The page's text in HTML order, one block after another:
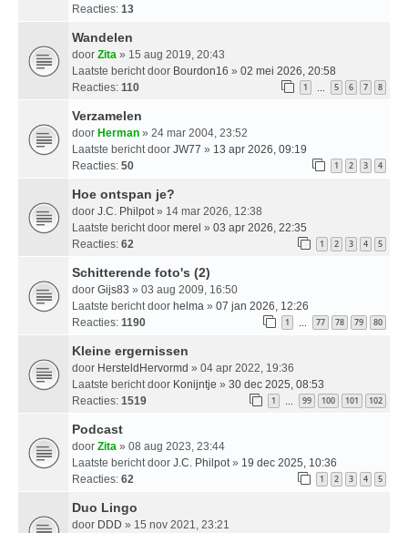
Reacties: 13
Wandelen
door Zita » 15 aug 2019, 20:43
Laatste bericht door Bourdon16 » 02 mei 2026, 20:58
Reacties: 110 1 … 5 6 7 8
Verzamelen
door Herman » 24 mar 2004, 23:52
Laatste bericht door JW77 » 13 apr 2026, 09:19
Reacties: 50 1 2 3 4
Hoe ontspan je?
door J.C. Philpot » 14 mar 2026, 12:38
Laatste bericht door merel » 03 apr 2026, 22:35
Reacties: 62 1 2 3 4 5
Schitterende foto's (2)
door Gijs83 » 03 aug 2009, 16:50
Laatste bericht door helma » 07 jan 2026, 12:26
Reacties: 1190 1 … 77 78 79 80
Kleine ergernissen
door HersteldHervormd » 04 apr 2022, 19:36
Laatste bericht door Konijntje » 30 dec 2025, 08:53
Reacties: 1519 1 … 99 100 101 102
Podcast
door Zita » 08 aug 2023, 23:44
Laatste bericht door J.C. Philpot » 19 dec 2025, 10:36
Reacties: 62 1 2 3 4 5
Duo Lingo
door DDD » 15 nov 2021, 23:21